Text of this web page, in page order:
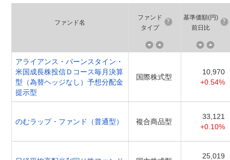
ファンド名
ファンド
タイプ
基準価額(円)
前日比
アライアンス・バーンスタイン・
米国成長株投信Ｄコース毎月決算
型（為替ヘッジなし）予想分配金
提示型
国際株式型
10,970
+0.54%
のむラップ・ファンド（普通型） 複合商品型
33,121
+0.10%
25,019